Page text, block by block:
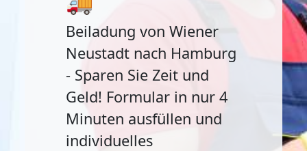
Beiladung von Wiener
Neustadt nach Hamburg
- Sparen Sie Zeit und
Geld! Formular in nur 4
Minuten ausfüllen und
individuelles